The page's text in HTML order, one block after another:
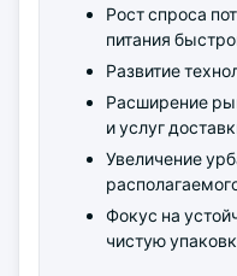
Рост спроса
питания
Развитие
Расширение
и услуг
Увеличение
Фокус на
чистую